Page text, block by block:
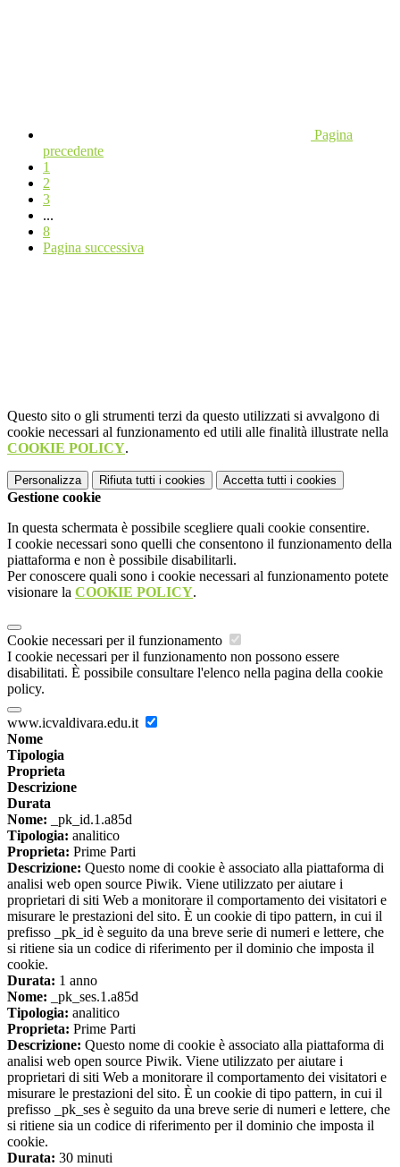
Pagina
precedente
1
2
3
...
8
Pagina successiva
Questo sito o gli strumenti terzi da questo utilizzati si avvalgono di
cookie necessari al funzionamento ed utili alle finalità illustrate nella
COOKIE POLICY.
Personalizza Rifiuta tutti i cookies Accetta tutti i cookies
Gestione cookie
In questa schermata è possibile scegliere quali cookie consentire.
I cookie necessari sono quelli che consentono il funzionamento della
piattaforma e non è possibile disabilitarli.
Per conoscere quali sono i cookie necessari al funzionamento potete
visionare la COOKIE POLICY.
Cookie necessari per il funzionamento
I cookie necessari per il funzionamento non possono essere
disabilitati. È possibile consultare l'elenco nella pagina della cookie
policy.
www.icvaldivara.edu.it
Nome
Tipologia
Proprieta
Descrizione
Durata
Nome: _pk_id.1.a85d
Tipologia: analitico
Proprieta: Prime Parti
Descrizione: Questo nome di cookie è associato alla piattaforma di
analisi web open source Piwik. Viene utilizzato per aiutare i
proprietari di siti Web a monitorare il comportamento dei visitatori e
misurare le prestazioni del sito. È un cookie di tipo pattern, in cui il
prefisso _pk_id è seguito da una breve serie di numeri e lettere, che
si ritiene sia un codice di riferimento per il dominio che imposta il
cookie.
Durata: 1 anno
Nome: _pk_ses.1.a85d
Tipologia: analitico
Proprieta: Prime Parti
Descrizione: Questo nome di cookie è associato alla piattaforma di
analisi web open source Piwik. Viene utilizzato per aiutare i
proprietari di siti Web a monitorare il comportamento dei visitatori e
misurare le prestazioni del sito. È un cookie di tipo pattern, in cui il
prefisso _pk_ses è seguito da una breve serie di numeri e lettere, che
si ritiene sia un codice di riferimento per il dominio che imposta il
cookie.
Durata: 30 minuti